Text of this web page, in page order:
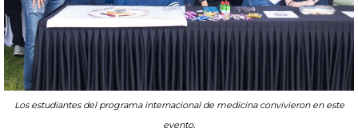
Los estudiantes del programa internacional de medicina convivieron en este
evento.